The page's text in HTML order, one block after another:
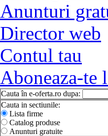
Anunturi
Director web
Contul tau
Aboneaza-te
Cauta în e-oferta.ro dupa:
Cauta in sectiunile:
Lista firme
Catalog produse
Anunturi gratuite